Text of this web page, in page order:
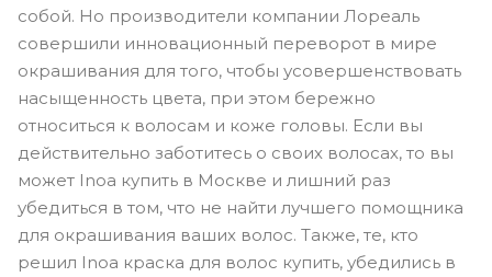
собой. Но производители компании Лореаль
совершили инновационный переворот в мире
окрашивания для того, чтобы усовершенствовать
насыщенность цвета, при этом бережно
относиться к волосам и коже головы. Если вы
действительно заботитесь о своих волосах, то вы
может Inoa купить в Москве и лишний раз
убедиться в том, что не найти лучшего помощника
для окрашивания ваших волос. Также, те, кто
решил Inoa краска для волос купить, убедились в